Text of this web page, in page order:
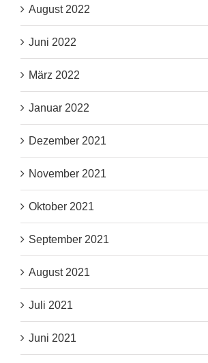
August 2022
Juni 2022
März 2022
Januar 2022
Dezember 2021
November 2021
Oktober 2021
September 2021
August 2021
Juli 2021
Juni 2021